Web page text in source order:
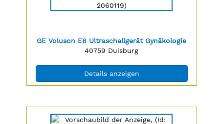
Anzeige
Info:
Titel:
GE Voluson E8 Ultraschallgerät Gynäkologie
Postleitzahl:
40759 Ort:
Duisburg
Details anzeigen(ID: 2060119)
der